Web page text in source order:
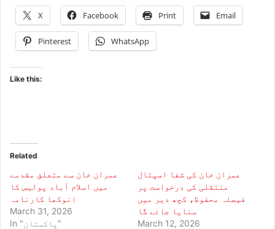
X Facebook Print Email
Pinterest WhatsApp
Like this:
Related
عمران خان سے متعلق مقدمے
میں اسلام آباد پولیس کا
انوکھا کارنامہ
March 31, 2026
In "پاکستان"
عمران خان کی شفا اسپتال
منتقلی کی درخواست پر
فیصلہ محفوظ، کچھ دیر میں
سنایا جائے گا
March 12, 2026